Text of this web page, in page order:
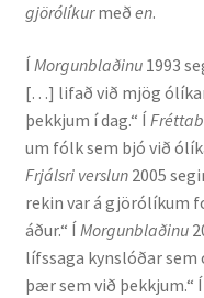
Styrkir og verðlaun
Utan Háskólans
Verkefnisstjórn
Þjónusta
gjörólíkurmeð en.
Í Morgunblaðinu 1993
[…] lifað við mjög
þekkjum í dag.“ Í
um fólk sem bjó við
Frjálsri verslun 2005
rekin var á gjörólíkum
áður.“ Í Morgunblaðinu
lífssaga kynslóðar
þær sem við þekkjum.“ Í